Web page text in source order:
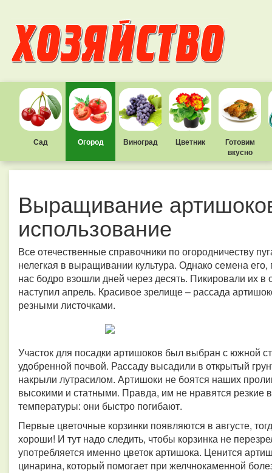
Сад Огород Виноград Цветник
Готовим
вкусно
Выращивание
использование
Все отечественные справочники по огородничеству
нелегкая в выращивании культура. Однако семена
нас бодро взошли дней через десять. Пикировали их в
наступил апрель. Красивое зрелище – рассада
резными листочками.
Участок для посадки артишоков был выбран с южной
удобренной почвой. Рассаду высадили в открытый
накрыли лутрасилом. Артишоки не боятся наших
высокими и статными. Правда, им не нравятся резкие
температуры: они быстро погибают.
Первые цветочные корзинки появляются в августе,
хороши! И тут надо следить, чтобы корзинка не
употребляется именно цветок артишока. Ценится
цинарина, который помогает при желчнокаменной